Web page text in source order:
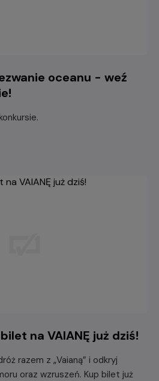
oceanu - weź
na VAIANĘ już dziś!
razem z „Vaianą” i odkryj
oraz wzruszeń. Kup bilet już